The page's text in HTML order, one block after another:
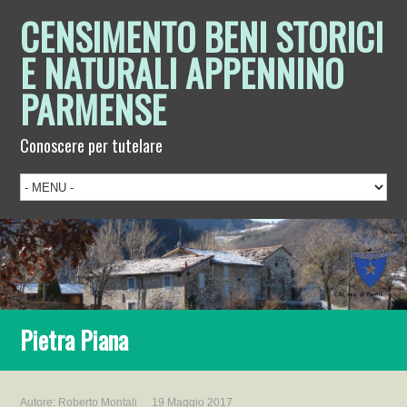
CENSIMENTO BENI STORICI
E NATURALI APPENNINO
PARMENSE
Conoscere per tutelare
Pietra Piana
Autore: Roberto Montali 19 Maggio 2017